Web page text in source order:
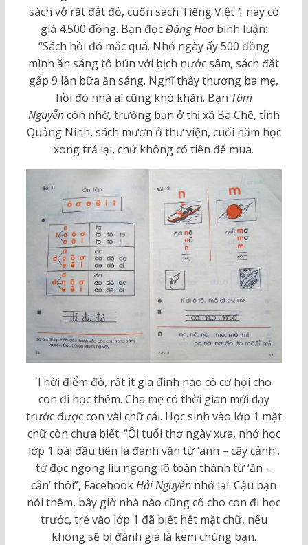
sách vở rất đắt đỏ, cuốn sách Tiếng Việt 1 này có
giá 4.500 đồng. Bạn đọcĐặng Hoabình luận:
“Sách hồi đó mắc quá. Nhớ ngày ấy 500 đồng
mình ăn sáng tô bún với bịch nước sâm, sách đắt
gấp 9 lần bữa ăn sáng. Nghĩ thấy thương ba mẹ,
hồi đó nhà ai cũng khó khăn. Bạn Tâm
Nguyễncòn nhớ, trường bạn ở thị xã Ba Chẽ, tỉnh
Quảng Ninh, sách mượn ở thư viện, cuối năm học
xong trả lại, chứ không có tiền để mua.
Thời điểm đó, rất ít gia đình nào có cơ hội cho
con đi học thêm. Cha mẹ có thời gian mới dạy
trước được con vài chữ cái. Học sinh vào lớp 1 mặt
chữ còn chưa biết. “Ôi tuổi thơ ngày xưa, nhớ học
lớp 1 bài đầu tiên là đánh vần từ ‘anh – cây cảnh’,
tớ đọc ngọng líu ngọng lô toàn thành từ ‘ăn –
cẳn’ thôi”, FacebookHải Nguyễn nhớ lại. Cậu bạn
nói thêm, bây giờ nhà nào cũng cố cho con đi học
trước, trẻ vào lớp 1 đã biết hết mặt chữ, nếu
không sẽ bị đánh giá là kém chúng bạn.